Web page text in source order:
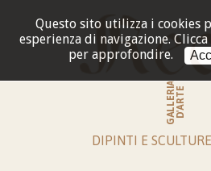
Questo sito utilizza i cookies
esperienza di navigazione. Clicca
per approfondire.
GALLERIAD'ARTE
DIPINTI E